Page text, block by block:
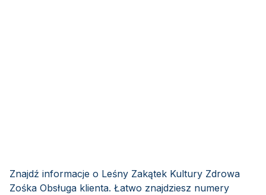
Znajdź informacje o Leśny Zakątek Kultury Zdrowa
Zośka Obsługa klienta. Łatwo znajdziesz numery